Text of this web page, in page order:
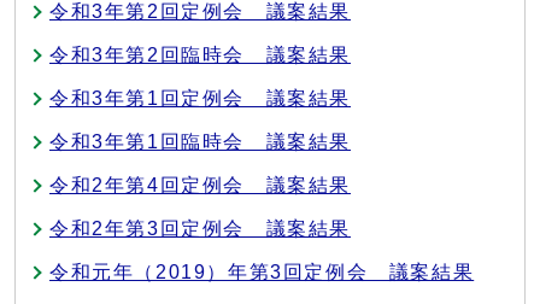
令和3年第2回定例会 議案結果
令和3年第2回臨時会 議案結果
令和3年第1回定例会 議案結果
令和3年第1回臨時会 議案結果
令和2年第4回定例会 議案結果
令和2年第3回定例会 議案結果
令和元年（2019）年第3回定例会 議案結果